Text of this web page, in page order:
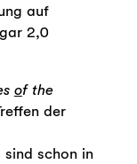
auf
2,0
of the
der
sind schon in